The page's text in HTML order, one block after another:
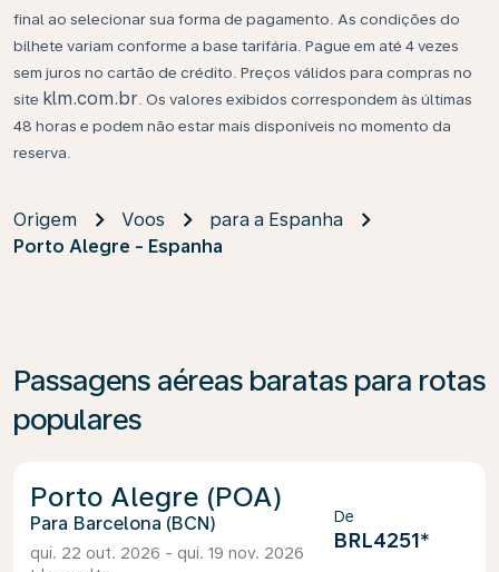
final ao selecionar sua forma de pagamento. As condições do
bilhete variam conforme a base tarifária. Pague em até 4 vezes
sem juros no cartão de crédito. Preços válidos para compras no
site klm.com.br . Os valores exibidos correspondem às últimas
48 horas e podem não estar mais disponíveis no momento da
reserva.
Origem Voos
para a Espanha
Porto Alegre - Espanha
Passagens aéreas baratas para rotas
populares
Porto Alegre (POA)
Barcelona (BCN)
qui. 22 out. 2026 - qui. 19 nov. 2026
De
BRL4251*